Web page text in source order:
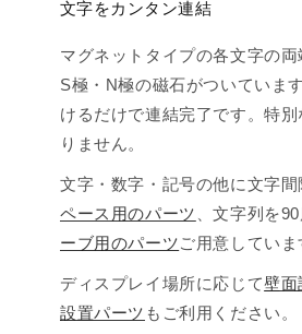
文字をカンタン連結
マグネットタイプの各文字の
S極・N極の磁石がついていま
けるだけで連結完了です。特
りません。
文字・数字・記号の他に文字間
ペース用のパーツ
、文字列を
ーブ用のパーツご用意していま
ディスプレイ場所に応じて壁面
設置パーツ もご利用ください。